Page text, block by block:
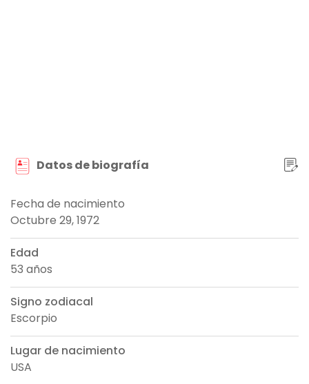
Datos de biografía
Fecha de nacimiento
Octubre 29, 1972
Edad
53 años
Signo zodiacal
Escorpio
Lugar de nacimiento
USA